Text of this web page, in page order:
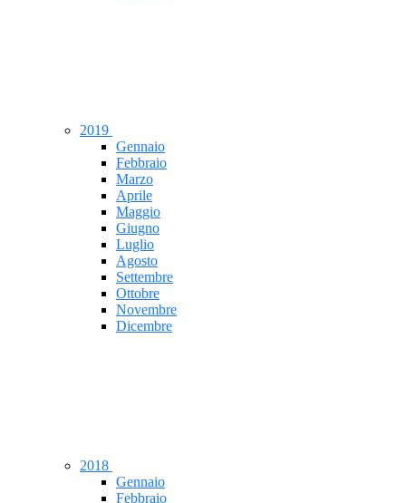
2019
Gennaio
Febbraio
Marzo
Aprile
Maggio
Giugno
Luglio
Agosto
Settembre
Ottobre
Novembre
Dicembre
2018
Gennaio
Febbraio